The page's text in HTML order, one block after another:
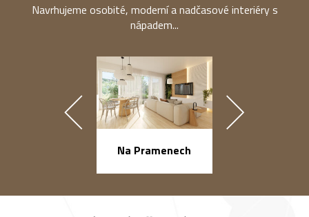
Navrhujeme osobité, moderní a nadčasové interiéry s
nápadem...
Na Pramenech